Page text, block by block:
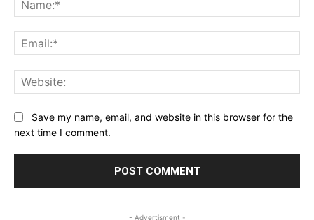
Save my name, email, and website in this browser for the
next time I comment.
- Advertisment -